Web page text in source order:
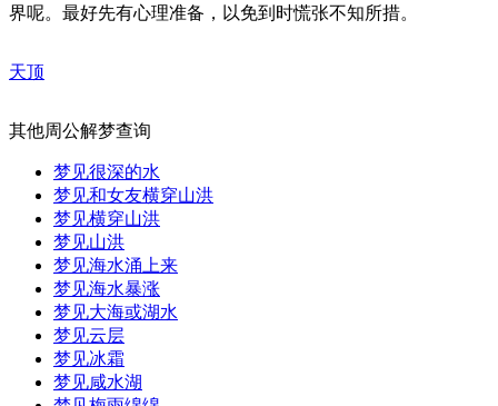
界呢。最好先有心理准备，以免到时慌张不知所措。
天顶
其他周公解梦查询
梦见很深的水
梦见和女友横穿山洪
梦见横穿山洪
梦见山洪
梦见海水涌上来
梦见海水暴涨
梦见大海或湖水
梦见云层
梦见冰霜
梦见咸水湖